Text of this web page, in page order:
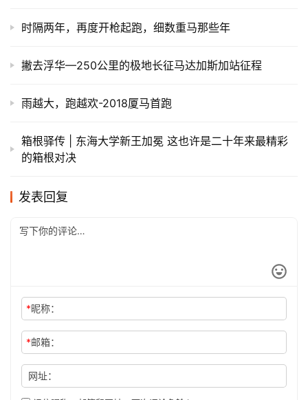
时隔两年，再度开枪起跑，细数重马那些年
撇去浮华—250公里的极地长征马达加斯加站征程
雨越大，跑越欢-2018厦马首跑
箱根驿传 | 东海大学新王加冕 这也许是二十年来最精彩
的箱根对决
发表回复
*昵称：
*邮箱：
网址：